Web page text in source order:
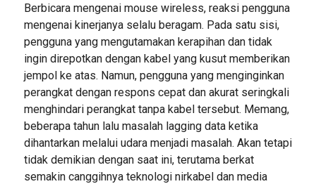
Berbicara mengenai mouse wireless, reaksi pengguna
mengenai kinerjanya selalu beragam. Pada satu sisi,
pengguna yang mengutamakan kerapihan dan tidak
ingin direpotkan dengan kabel yang kusut memberikan
jempol ke atas. Namun, pengguna yang menginginkan
perangkat dengan respons cepat dan akurat seringkali
menghindari perangkat tanpa kabel tersebut. Memang,
beberapa tahun lalu masalah lagging data ketika
dihantarkan melalui udara menjadi masalah. Akan tetapi
tidak demikian dengan saat ini, terutama berkat
semakin canggihnya teknologi nirkabel dan media